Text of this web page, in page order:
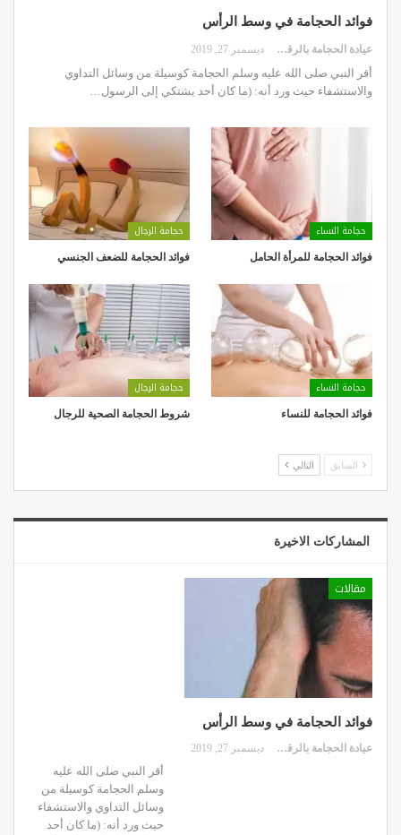
فوائد الحجامة في وسط الرأس
عيادة الحجامة بالرقعي ديسمبر 27, 2019
أقر النبي صلى الله عليه وسلم الحجامة كوسيلة من وسائل التداوي
والاستشفاء حيث ورد أنه: (ما كان أحد يشتكي إلى الرسول…
حجامة النساء
فوائد الحجامة للمرأة الحامل
حجامة الرجال
فوائد الحجامة للضعف الجنسي
حجامة النساء
فوائد الحجامة للنساء
حجامة الرجال
شروط الحجامة الصحية للرجال
السابق التالي
المشاركات الاخيرة
مقالات
فوائد الحجامة في وسط الرأس
عيادة الحجامة بالرقعي ديسمبر 27, 2019
أقر النبي صلى الله عليه
وسلم الحجامة كوسيلة من
وسائل التداوي والاستشفاء
حيث ورد أنه: (ما كان أحد